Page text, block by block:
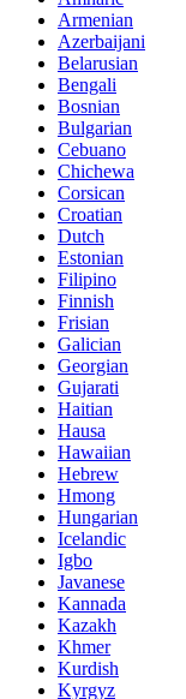
Armenian
Azerbaijani
Belarusian
Bengali
Bosnian
Bulgarian
Cebuano
Chichewa
Corsican
Croatian
Dutch
Estonian
Filipino
Finnish
Frisian
Galician
Georgian
Gujarati
Haitian
Hausa
Hawaiian
Hebrew
Hmong
Hungarian
Icelandic
Igbo
Javanese
Kannada
Kazakh
Khmer
Kurdish
Kyrgyz